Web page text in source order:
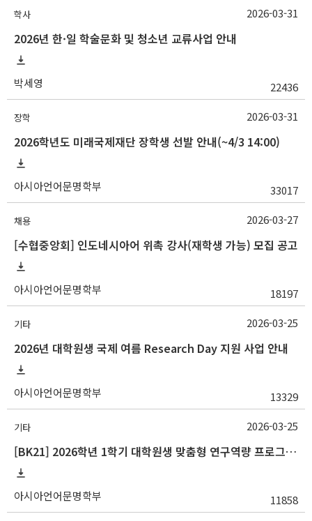
학사
2026년 한·일 학술문화 및 청소년 교류사업 안내
박세영 22436
2026-03-31
장학
2026학년도 미래국제재단 장학생 선발 안내(~4/3 14:00)
아시아언어문명학부 33017
2026-03-31
채용
[수협중앙회] 인도네시아어 위촉 강사(재학생 가능) 모집 공고
아시아언어문명학부 18197
2026-03-27
기타
2026년 대학원생 국제 여름 Research Day 지원 사업 안내
아시아언어문명학부 13329
2026-03-25
기타
[BK21] 2026학년 1학기 대학원생 맞춤형 연구역량 프로그램 안내
아시아언어문명학부 11858
2026-03-25